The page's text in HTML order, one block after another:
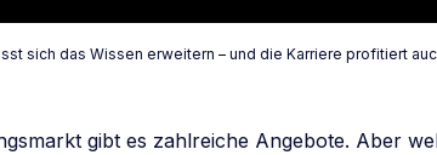
sich das Wissen erweitern – und die Karriere profitiert
gibt es zahlreiche Angebote. Aber